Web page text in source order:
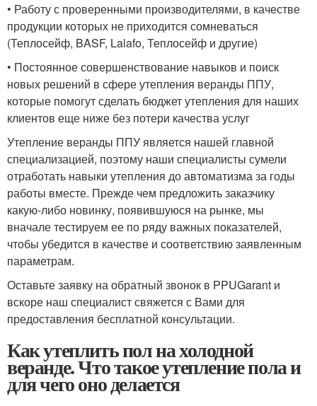
• Работу с проверенными производителями, в качестве
продукции которых не приходится сомневаться
(Теплосейф, BASF, Lalafo, Теплосейф и другие)
• Постоянное совершенствование навыков и поиск
новых решений в сфере утепления веранды ППУ,
которые помогут сделать бюджет утепления для наших
клиентов еще ниже без потери качества услуг
Утепление веранды ППУ является нашей главной
специализацией, поэтому наши специалисты сумели
отработать навыки утепления до автоматизма за годы
работы вместе. Прежде чем предложить заказчику
какую-либо новинку, появившуюся на рынке, мы
вначале тестируем ее по ряду важных показателей,
чтобы убедится в качестве и соответствию заявленным
параметрам.
Оставьте заявку на обратный звонок в PPUGarant и
вскоре наш специалист свяжется с Вами для
предоставления бесплатной консультации.
Как утеплить пол на холодной
веранде. Что такое утепление пола и
для чего оно делается